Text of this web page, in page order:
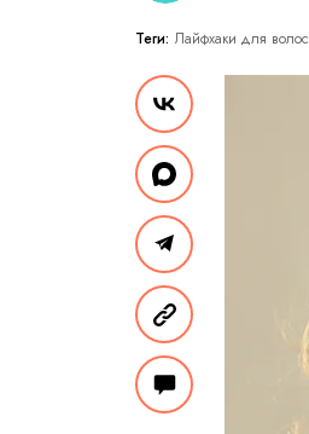
Теги: Лайфхаки для волос